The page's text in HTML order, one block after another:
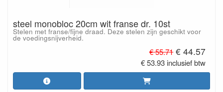
steel monobloc 20cm wit franse dr. 10st
Stelen met franse/fijne draad. Deze stelen zijn geschikt voor
de voedingsnijverheid.
€ 55.71 € 44.57
€ 53.93 inclusief btw